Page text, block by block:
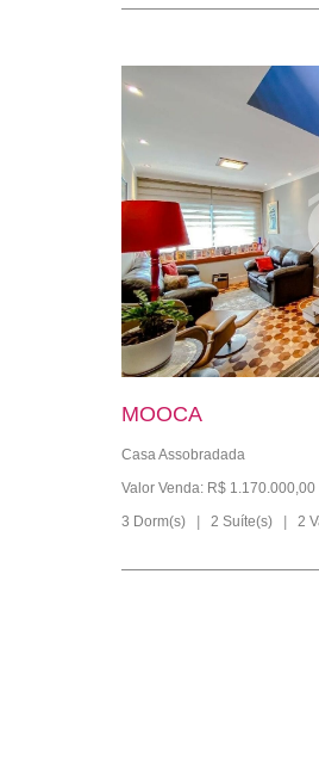
MOOCA
Casa Assobradada
Valor Venda: R$ 1.170.000,00
3 Dorm(s)
2 Suíte(s) 2